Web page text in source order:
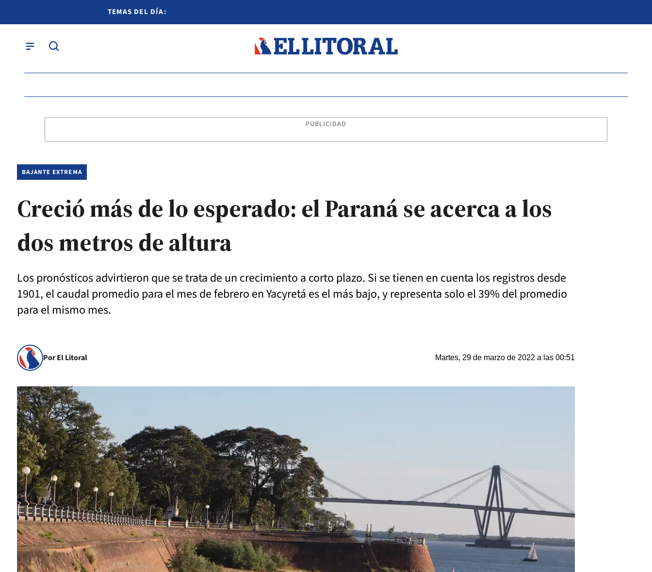
TEMAS DEL DÍA:
PUBLICIDAD
BAJANTE EXTREMA
Creció más de lo esperado: el Paraná se acerca a los
dos metros de altura
Los pronósticos advirtieron que se trata de un crecimiento a corto plazo. Si se tienen en cuenta los registros desde
1901, el caudal promedio para el mes de febrero en Yacyretá es el más bajo, y representa solo el 39% del promedio
para el mismo mes.
Por El Litoral Martes, 29 de marzo de 2022 a las 00:51